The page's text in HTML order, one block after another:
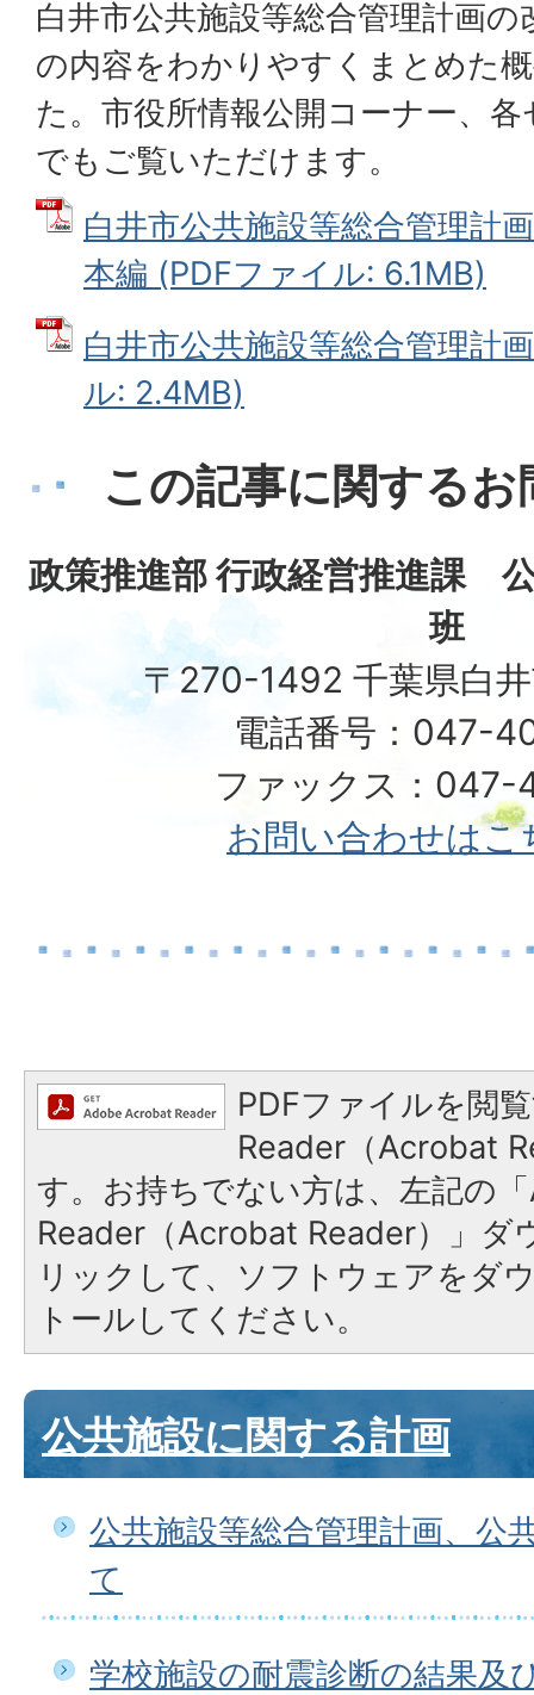
白井市公共施設等総合管理計画
の内容をわかりやすくまとめた
た。市役所情報公開コーナー、
でもご覧いただけます。
白井市公共施設等総合管理計
本編 (PDFファイル: 6.1MB)
白井市公共施設等総合管理計
ル: 2.4MB)
この記事に関する
政策推進部 行政経営推進課
班
〒270-1492 千葉県白
電話番号：047-
ファックス：047-
お問い合わせはこ
PDFファイルを閲
Reader（Acrobat
す。お持ちでない方は、左記の
Reader（Acrobat Reader）」ダ
リックして、ソフトウェアをダ
トールしてください。
公共施設に関する計画
公共施設等総合管理計画、公
て
学校施設の耐震診断の結果及